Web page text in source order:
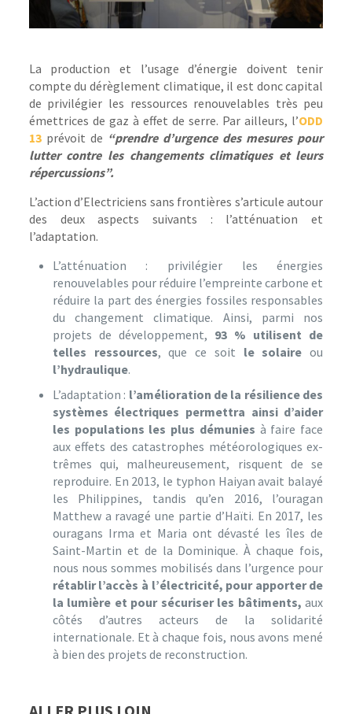
La production et l’usage d’énergie doivent tenir
compte du dérèglement climatique, il est donc capital
de privilégier les ressources renouvelables très peu
émettrices de gaz à effet de serre. Par ailleurs, l’ODD
13prévoit de “prendre d’urgence des mesures pour
lutter contre les changements climatiques et leurs
répercussions”.
L’action d’Electriciens sans frontières s’articule autour
des deux aspects suivants : l’atténuation et
l’adaptation.
L’atténuation : privilégier les énergies
renouvelables pour réduire l’empreinte carbone et
réduire la part des énergies fossiles responsables
du changement climatique. Ainsi, parmi nos
projets de développement, 93 % utilisent de
telles ressources, que ce soit le solaireou
l’hydraulique.
L’adaptation : l’amélioration de la résilience des
systèmes électriques permettra ainsi d’aider
les populations les plus démunies à faire face
aux effets des catastrophes météorologiques ex­
trêmes qui, malheureusement, risquent de se
reproduire. En 2013, le typhon Haiyan avait balayé
les Philippines, tandis qu’en 2016, l’ouragan
Matthew a ravagé une partie d’Haïti. En 2017, les
ouragans Irma et Maria ont dévasté les îles de
Saint-Martin et de la Dominique. À chaque fois,
nous nous sommes mobilisés dans l’ur­gence pour
rétablir l’accès à l’électricité, pour apporter de
la lumière et pour sécuriser les bâtiments,aux
côtés d’autres ac­teurs de la solidarité
internationale. Et à chaque fois, nous avons mené
à bien des projets de reconstruction.